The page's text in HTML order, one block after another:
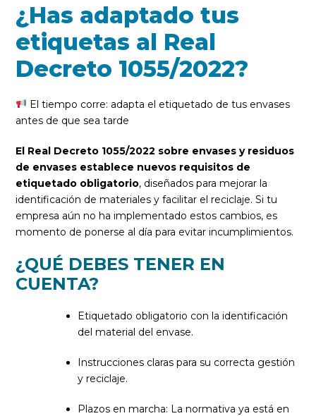
¿Has adaptado tus
etiquetas al Real
Decreto 1055/2022?
El tiempo corre: adapta el etiquetado de tus envases
antes de que sea tarde
El Real Decreto 1055/2022 sobre envases y residuos
de envases establece nuevos requisitos de
etiquetado obligatorio, diseñados para mejorar la
identificación de materiales y facilitar el reciclaje. Si tu
empresa aún no ha implementado estos cambios, es
momento de ponerse al día para evitar incumplimientos.
¿QUÉ DEBES TENER EN
CUENTA?
Etiquetado obligatorio con la identificación
del material del envase.
Instrucciones claras para su correcta gestión
y reciclaje.
Plazos en marcha: La normativa ya está en